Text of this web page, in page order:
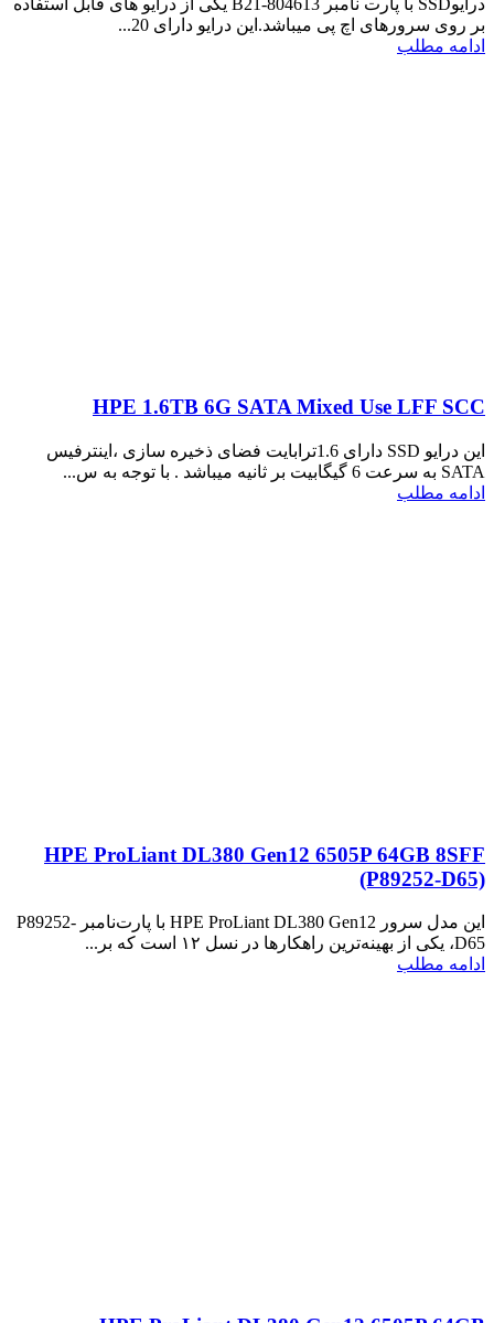
بر روی سرورهای اچ پی میباشد.این درایو دارای 20...
ادامه مطلب
HPE 1.6TB 6G SATA Mixed Use LFF SCC
این درایو SSD دارای 1.6ترابایت فضای ذخیره سازی ،اینترفیس
SATA به سرعت 6 گیگابیت بر ثانیه میباشد . با توجه به س...
ادامه مطلب
HPE ProLiant DL380 Gen12 6505P 64GB 8SFF
(P89252‑D65)
این مدل سرور HPE ProLiant DL380 Gen12 با پارت‌نامبر P89252-
D65، یکی از بهینه‌ترین راهکارها در نسل ۱۲ است که بر...
ادامه مطلب